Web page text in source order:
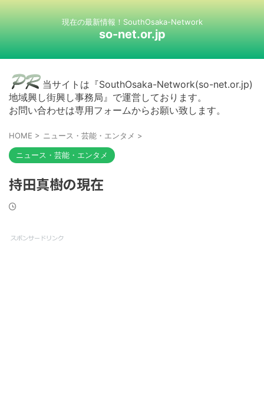
現在の最新情報！SouthOsaka-Network
so-net.or.jp
当サイトは『SouthOsaka-Network(so-net.or.jp)
地域興し街興し事務局』で運営しております。
お問い合わせは専用フォームからお願い致します。
HOME > ニュース・芸能・エンタメ >
ニュース・芸能・エンタメ
持田真樹の現在